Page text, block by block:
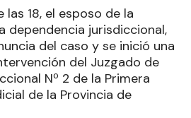
18, el esposo de la
dependencia jurisdiccional,
del caso y se inició una
del Juzgado de
Nº 2 de la Primera
de la Provincia de